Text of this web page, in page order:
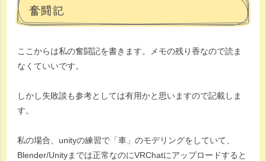
奮闘記
ここからは私の奮闘記を書きます。メモの残り香なので読ま
なくていいです。
しかし失敗談も参考としては有用かと思いますので記載しま
す。
私の場合、unityの練習で「車」のモデリングをしていて、
Blender/Unityまでは正常なのにVRChatにアップロードすると